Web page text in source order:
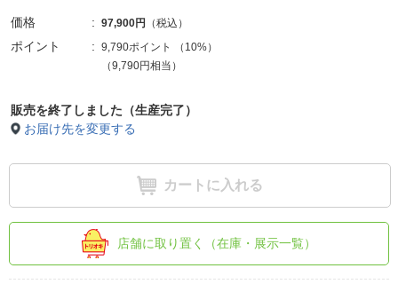
価格 97,900円 （税込）
ポイント 9,790ポイント （ 10%）
（9,790円相当）
販売を終了しました（生産完了）
お届け先を変更する
カートに入れる
店舗に取り置く（在庫・展示一覧）